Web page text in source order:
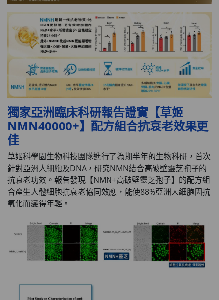
獨家亞洲臨床科研報告證實【草姬
NMN40000+】配方組合抗衰老效果更
佳
草姬科學園生物科技團隊進行了為期半年的生物科研，首次
針對亞洲人細胞及DNA，研究NMN結合高破壁靈芝孢子的
抗衰老功效。報告發現【NMN+高破壁靈芝孢子】的配方組
合產生人體細胞抗衰老協同效應，能使88%亞洲人細胞因抗
氧化而變得年輕。